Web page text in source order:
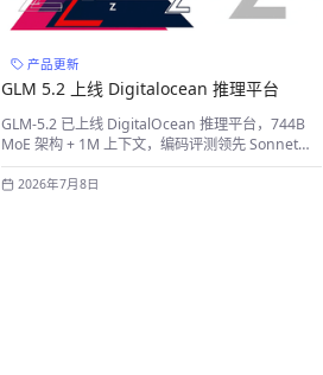
产品更新
GLM 5.2 上线 Digitalocean 推理平台
GLM-5.2 已上线 DigitalOcean 推理平台，744B
MoE 架构 + 1M 上下文，编码评测领先 Sonnet
4.6，价格仅约一半。配合推理路由器，进一步优化
多模型调用成本。
2026年7月8日